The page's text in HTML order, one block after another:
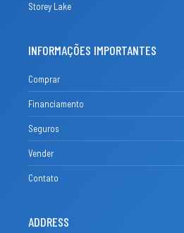
Storey Lake
INFORMAÇÕES IMPORTANTES
Comprar
Financiamento
Seguros
Vender
Contato
ADDRESS